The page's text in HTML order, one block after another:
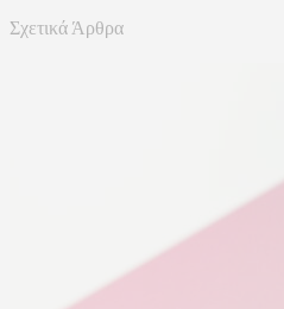
Σχετικά Άρθρα